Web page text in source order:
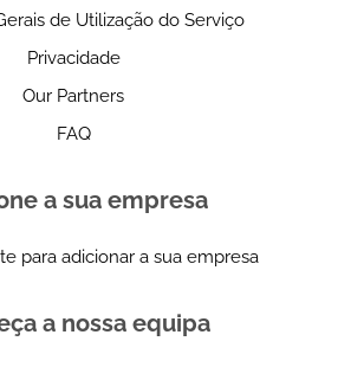
de Utilização do Serviço
Privacidade
Our Partners
FAQ
a sua empresa
para adicionar a sua empresa
a nossa equipa